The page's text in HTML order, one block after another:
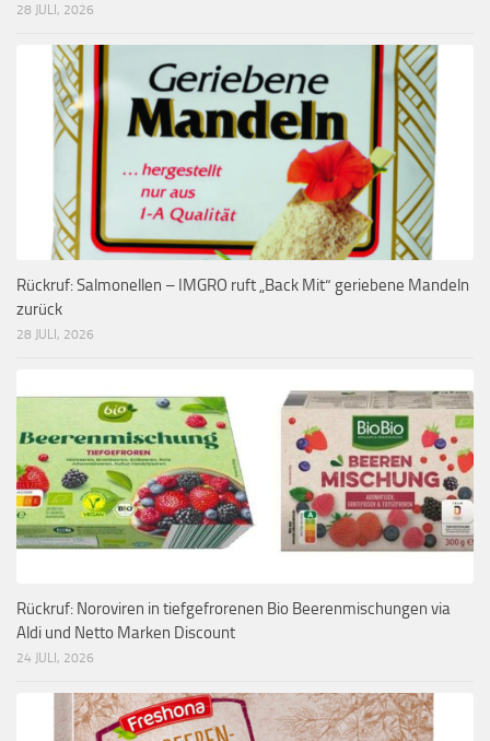
28 JULI, 2026
Rückruf: Salmonellen – IMGRO ruft „Back Mit“ geriebene Mandeln
zurück
28 JULI, 2026
Rückruf: Noroviren in tiefgefrorenen Bio Beerenmischungen via
Aldi und Netto Marken Discount
24 JULI, 2026